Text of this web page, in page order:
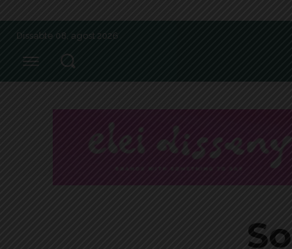
Dissabte 08, agost 2026